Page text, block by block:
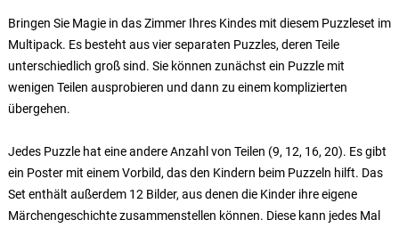
Bringen Sie Magie in das Zimmer Ihres Kindes mit diesem Puzzleset im
Multipack. Es besteht aus vier separaten Puzzles, deren Teile
unterschiedlich groß sind. Sie können zunächst ein Puzzle mit
wenigen Teilen ausprobieren und dann zu einem komplizierten
übergehen.
Jedes Puzzle hat eine andere Anzahl von Teilen (9, 12, 16, 20). Es gibt
ein Poster mit einem Vorbild, das den Kindern beim Puzzeln hilft. Das
Set enthält außerdem 12 Bilder, aus denen die Kinder ihre eigene
Märchengeschichte zusammenstellen können. Diese kann jedes Mal